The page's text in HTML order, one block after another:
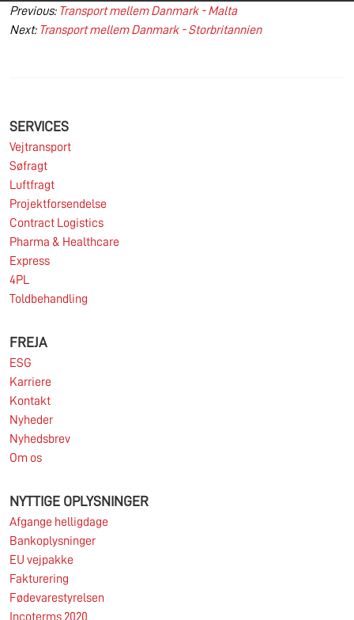
Indlægsnavigation
Previous: Transport mellem Danmark - Malta
Next: Transport mellem Danmark - Storbritannien
SERVICES
Vejtransport
Søfragt
Luftfragt
Projektforsendelse
Contract Logistics
Pharma & Healthcare
Express
4PL
Toldbehandling
FREJA
ESG
Karriere
Kontakt
Nyheder
Nyhedsbrev
Om os
NYTTIGE OPLYSNINGER
Afgange helligdage
Bankoplysninger
EU vejpakke
Fakturering
Fødevarestyrelsen
Incoterms 2020